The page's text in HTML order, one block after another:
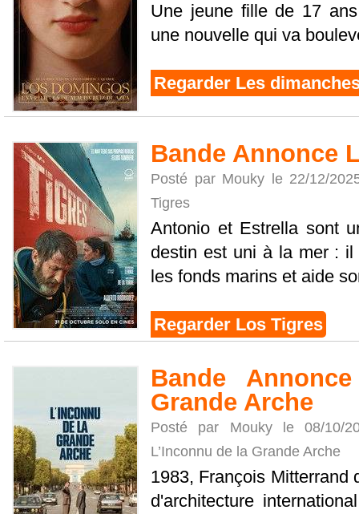
Une jeune fille de 17
une nouvelle qui va
Regarder Les
Bande Annonce
Posté par Mouky le 22/12/
Tigres
Antonio et Estrella sont
destin est uni à la mer : il
les fonds marins et aide
Regarder Los Tigres
Bande
Grande Arche
Posté par Mouky le 08/10/
L’Inconnu de la Grande Arche
1983, François Mitterrand
d'architecture